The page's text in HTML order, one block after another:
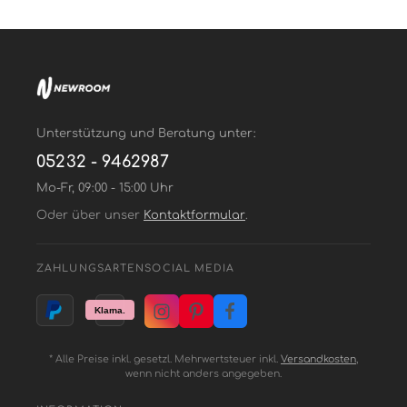
Unterstützung und Beratung unter:
05232 - 9462987
Mo-Fr, 09:00 - 15:00 Uhr
Oder über unser Kontaktformular.
ZAHLUNGSARTEN SOCIAL MEDIA
* Alle Preise inkl. gesetzl. Mehrwertsteuer inkl. Versandkosten,
wenn nicht anders angegeben.